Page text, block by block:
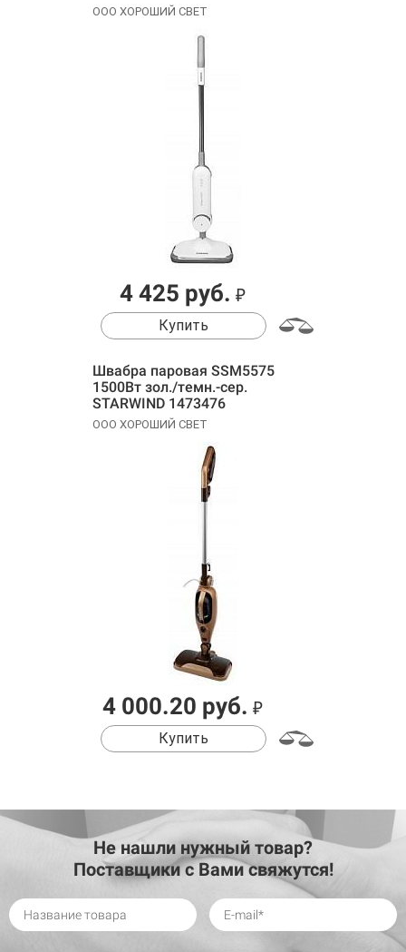
ООО ХОРОШИЙ СВЕТ
4 425 руб. ₽
Купить
Швабра паровая SSM5575
1500Вт зол./темн.-сер.
STARWIND 1473476
ООО ХОРОШИЙ СВЕТ
4 000.20 руб. ₽
Купить
Не нашли нужный товар?
Поставщики с Вами свяжутся!